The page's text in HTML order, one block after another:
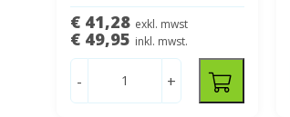
€ 41,28 exkl. mwst
€ 49,95 inkl. mwst.
- +